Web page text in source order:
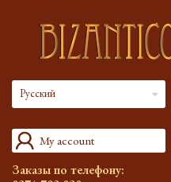
Русский
My account
Заказы по телефону: